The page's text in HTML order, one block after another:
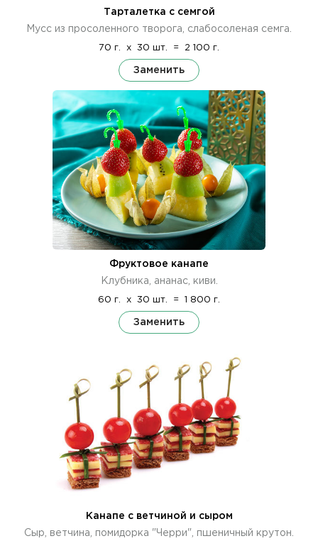
Тарталетка с семгой
Мусс из просоленного творога, слабосоленая семга.
70 г. x 30 шт. = 2 100 г.
Заменить
Фруктовое канапе
Клубника, ананас, киви.
60 г. x 30 шт. = 1 800 г.
Заменить
Канапе с ветчиной и сыром
Сыр, ветчина, помидорка "Черри", пшеничный крутон.